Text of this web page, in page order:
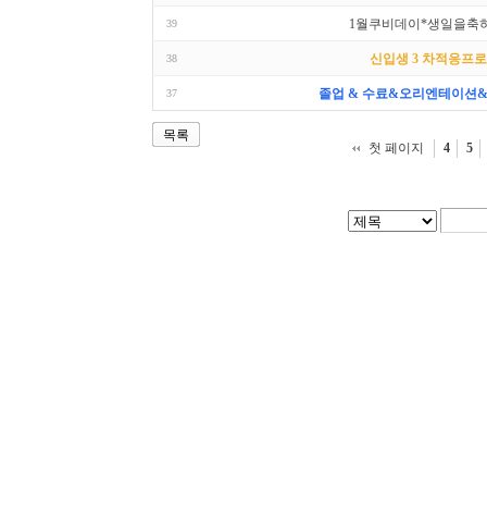
39 1월쿠비데이*생일을축
38 신입생 3 차적응프
37 졸업 & 수료&오리엔테이션
목록
첫 페이지
4 5